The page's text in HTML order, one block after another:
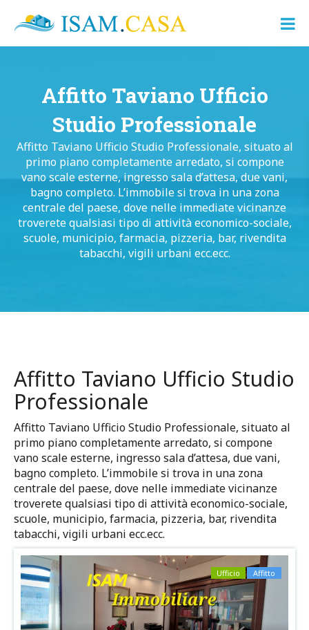
ISAM.CASA
Dove
Cerco
Affitto Taviano Ufficio
Studio Professionale
Affitto Taviano Ufficio Studio Professionale, situato al
primo piano completamente arredato, si compone
vano scale esterne, ingresso sala d’attesa, due vani,
bagno completo. L’immobile si trova in una zona
centrale del paese, dove nelle immediate vicinanze
troverete qualsiasi tipo di attività economico-sociale,
scuole, municipio, farmacia, pizzeria, bar, rivendita
tabacchi, vigili urbani ecc.ecc.
Affitto Taviano Ufficio Studio
Professionale
Affitto Taviano Ufficio Studio Professionale, situato al
primo piano completamente arredato, si compone
vano scale esterne, ingresso sala d’attesa, due vani,
bagno completo. L’immobile si trova in una zona
centrale del paese, dove nelle immediate vicinanze
troverete qualsiasi tipo di attività economico-sociale,
scuole, municipio, farmacia, pizzeria, bar, rivendita
tabacchi, vigili urbani ecc.ecc.
Affitto
Ufficio